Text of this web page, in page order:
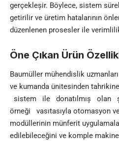
gerçekleșir. Böylece, sistem
getirilir ve üretim hatalarının
düzenlenen prosesler ile
Öne Çıkan Ürün
Baumüller mühendislik
ve kumanda ünitesinden
sistem ile donatılmıș olan
örneği vasıtasıyla otomasyon
modüllerinin münferit
edilebileceğini ve komple